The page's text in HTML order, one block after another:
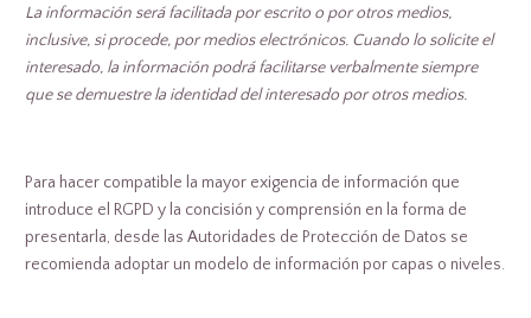
La información será facilitada por escrito o por otros medios,
inclusive, si procede, por medios electrónicos. Cuando lo solicite el
interesado, la información podrá facilitarse verbalmente siempre
que se demuestre la identidad del interesado por otros medios.
Para hacer compatible la mayor exigencia de información que
introduce el RGPD y la concisión y comprensión en la forma de
presentarla, desde las Autoridades de Protección de Datos se
recomienda adoptar un modelo de información por capas o niveles.